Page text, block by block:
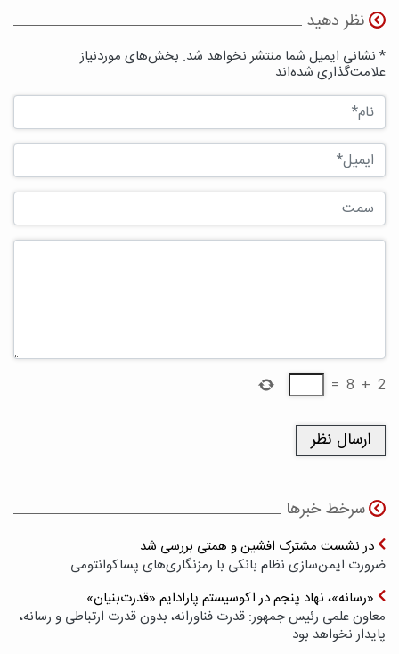
نظر دهید
* نشانی ایمیل شما منتشر نخواهد شد. بخش‌های موردنیاز
علامت‌گذاری شده‌اند
2
+
8
=
سرخط خبرها
در نشست مشترک افشین و همتی بررسی شد
ضرورت ایمن‌سازی نظام بانکی با رمزنگاری‌های پسا‌کوانتومی
«رسانه»، نهاد پنجم در اکوسیستم پارادایم «قدرت‌بنیان»
معاون علمی رئیس جمهور: قدرت فناورانه، بدون قدرت ارتباطی و رسانه،
پایدار نخواهد بود